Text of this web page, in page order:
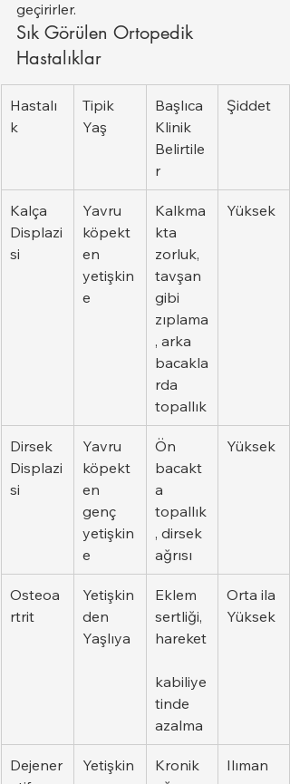
geçirirler.
Sık Görülen Ortopedik
Hastalıklar
Hastalı
k
Tipik
Yaş
Başlıca
Klinik
Belirtile
r
Şiddet
Kalça
Displazi
si
Yavru
köpekt
en
yetişkin
e
Kalkma
kta
zorluk,
tavşan
gibi
zıplama
, arka
bacakla
rda
topallık
Yüksek
Dirsek
Displazi
si
Yavru
köpekt
en
genç
yetişkin
e
Ön
bacakt
a
topallık
, dirsek
ağrısı
Yüksek
Osteoa
rtrit
Yetişkin
den
Yaşlıya
Eklem
sertliği,
hareket
kabiliye
tinde
azalma
Orta ila
Yüksek
Dejener
Yetişkin
Kronik
Ilıman